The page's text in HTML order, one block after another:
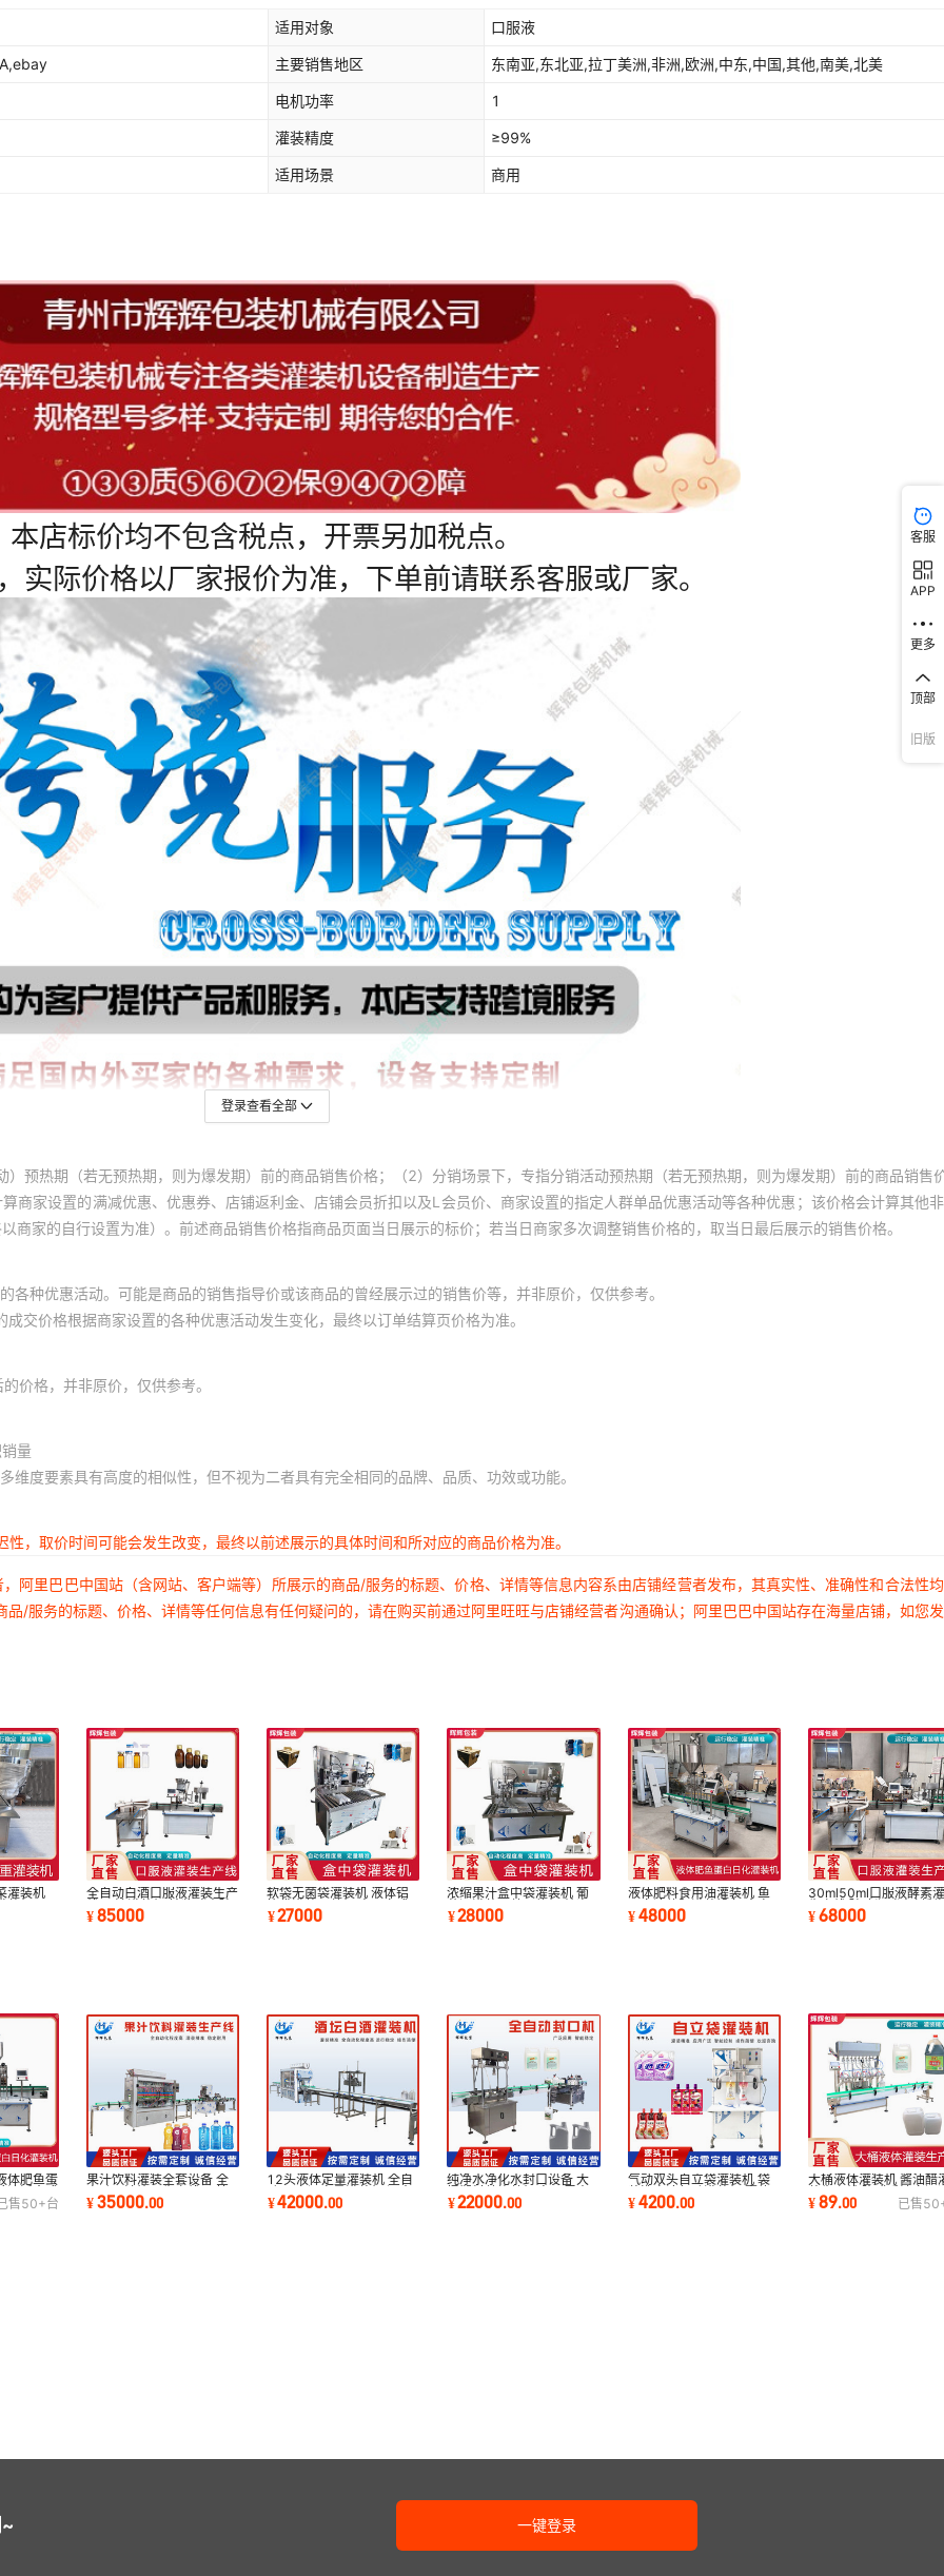
适用对象 口服液
主要销售地区 东南亚,东北亚,拉丁美洲,非洲,欧洲,中东,中国,其他,南美,北美
电机功率 1
灌装精度 ≥99%
适用场景 商用
登录查看全部
预热期（若无预热期，则为爆发期）前的商品销售价格；（2）分销场景下，专指分销活动预热期（若无预热期，则为爆发期）前的商品销售
商家设置的满减优惠、优惠券、店铺返利金、店铺会员折扣以及L会员价、商家设置的指定人群单品优惠活动等各种优惠；该价格会计算其他
家的自行设置为准）。前述商品销售价格指商品页面当日展示的标价；若当日商家多次调整销售价格的，取当日最后展示的销售价格。
种优惠活动。可能是商品的销售指导价或该商品的曾经展示过的销售价等，并非原价，仅供参考。
交价格根据商家设置的各种优惠活动发生变化，最终以订单结算页价格为准。
价格，并非原价，仅供参考。
量
度要素具有高度的相似性，但不视为二者具有完全相同的品牌、品质、功效或功能。
，取价时间可能会发生改变，最终以前述展示的具体时间和所对应的商品价格为准。
阿里巴巴中国站（含网站、客户端等）所展示的商品/服务的标题、价格、详情等信息内容系由店铺经营者发布，其真实性、准确性和合法性
/服务的标题、价格、详情等任何信息有任何疑问的，请在购买前通过阿里旺旺与店铺经营者沟通确认；阿里巴巴中国站存在海量店铺，如您
灌装机
全自动白酒口服液灌装生产
线 果汁灌装机 糖浆酵素玻
璃瓶灌装机
¥85000
软袋无菌袋灌装机 液体铝
箔袋灌装压盖机 商用立式
盒中袋灌装机
¥27000
浓缩果汁盒中袋灌装机 葡
萄酒灌装压盖一体机 纯净
水无菌袋灌装机
¥28000
液体肥料食用油灌装机 鱼
蛋白液体肥灌装设备 全自
动鱼饲料灌装机
¥48000
30ml50ml口服液酵素
生产线 玻璃瓶酵素刺梨
商用灌装设备
¥68000
体肥鱼蛋
液活塞式
售50+台
果汁饮料灌装全套设备 全
自动果汁饮品生产线 易拉
罐果汁饮料灌装
¥35000.00
12头液体定量灌装机 全自
动5L白酒定量灌装机 酒水
灌装生产设备
¥42000.00
纯净水净化水封口设备 大
桶塑料盖旋盖机 车用尿素
机油桶旋盖机
¥22000.00
气动双头自立袋灌装机 袋
装洗衣液气动灌装机 膏体
酱料灌装机
¥4200.00
大桶液体灌装机 酱油醋
装生产线 陈醋香油白酒
味品灌装设备
¥89.00 已售
一键登录
客服
APP
更多
顶部
旧版